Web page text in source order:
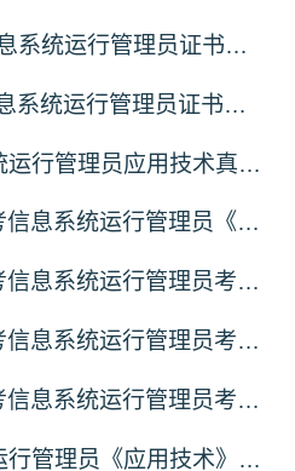
2026上半年软考信息系统运行管理员证书什么时候能领取？
2026上半年软考信息系统运行管理员证书什么时候发放？怎么发放？
2026年5月信息系统运行管理员应用技术真题（考生回忆版）
2026上半年5月软考信息系统运行管理员《基础知识》真题答案汇总
2026上半年5月软考信息系统运行管理员考试《基础知识》真题及答案（21-30）
2026上半年5月软考信息系统运行管理员考试《基础知识》真题及答案（11-20）
2026上半年5月软考信息系统运行管理员考试《基础知识》真题及答案（1-10）
软考初级信息系统运行管理员《应用技术》考什么？信息系统运行管理员应用技术科目考试内容